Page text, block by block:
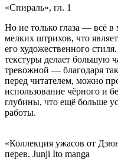
«Спираль», гл. 1
Но не только глаза — всё
мелких штрихов, что
его художественного
текстуры делает большую
тревожной — благодаря
перед читателем, можно
использование чёрного и
глубины, что ещё больше
работы.
«Коллекция ужасов от
перев. Junji Ito manga